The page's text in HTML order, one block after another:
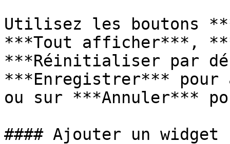
Utilisez les boutons
***Tout afficher***,
***Réinitialiser par
***Enregistrer*** pour
ou sur ***Annuler***
#### Ajouter un widget